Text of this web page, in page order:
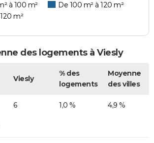
à 100 m²
De 100 m² à 120 m²
m²
des logements à Viesly
Viesly
% des
logements
Moyenne
des villes
6 1,0 % 4,9 %